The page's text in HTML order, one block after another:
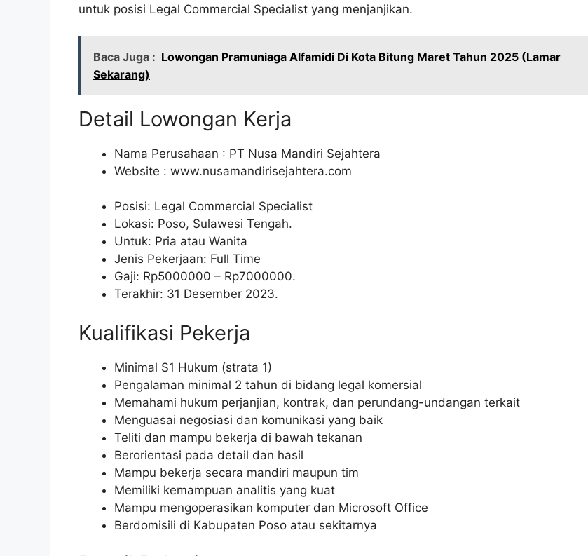
untuk posisi Legal Commercial Specialist yang menjanjikan.
Baca Juga : Lowongan Pramuniaga Alfamidi Di Kota Bitung Maret Tahun 2025 (Lamar
Sekarang)
Detail Lowongan Kerja
Nama Perusahaan : PT Nusa Mandiri Sejahtera
Website : www.nusamandirisejahtera.com
Posisi: Legal Commercial Specialist
Lokasi: Poso, Sulawesi Tengah.
Untuk: Pria atau Wanita
Jenis Pekerjaan: Full Time
Gaji: Rp5000000 – Rp7000000.
Terakhir: 31 Desember 2023.
Kualifikasi Pekerja
Minimal S1 Hukum (strata 1)
Pengalaman minimal 2 tahun di bidang legal komersial
Memahami hukum perjanjian, kontrak, dan perundang-undangan terkait
Menguasai negosiasi dan komunikasi yang baik
Teliti dan mampu bekerja di bawah tekanan
Berorientasi pada detail dan hasil
Mampu bekerja secara mandiri maupun tim
Memiliki kemampuan analitis yang kuat
Mampu mengoperasikan komputer dan Microsoft Office
Berdomisili di Kabupaten Poso atau sekitarnya